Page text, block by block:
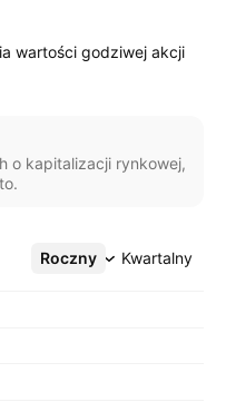
wartości godziwej akcji
o kapitalizacji rynkowej,
Roczny Kwartalny
Więcej